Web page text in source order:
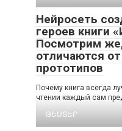
Нейросеть
героев книги
Посмотрим
отличаются
прототипов
Почему книга всегда
чтении каждый сам
ԹԵՍՏԵՐ